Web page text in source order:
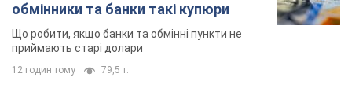
обмінники та банки такі купюри
Що робити, якщо банки та обмінні пункти не
приймають старі долари
12 годин тому 79,5 т.